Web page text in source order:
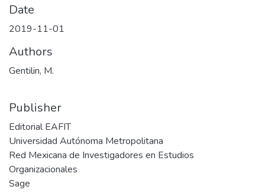
Date
2019-11-01
Authors
Gentilin, M.
Publisher
Editorial EAFIT
Universidad Autónoma Metropolitana
Red Mexicana de Investigadores en Estudios
Organizacionales
Sage